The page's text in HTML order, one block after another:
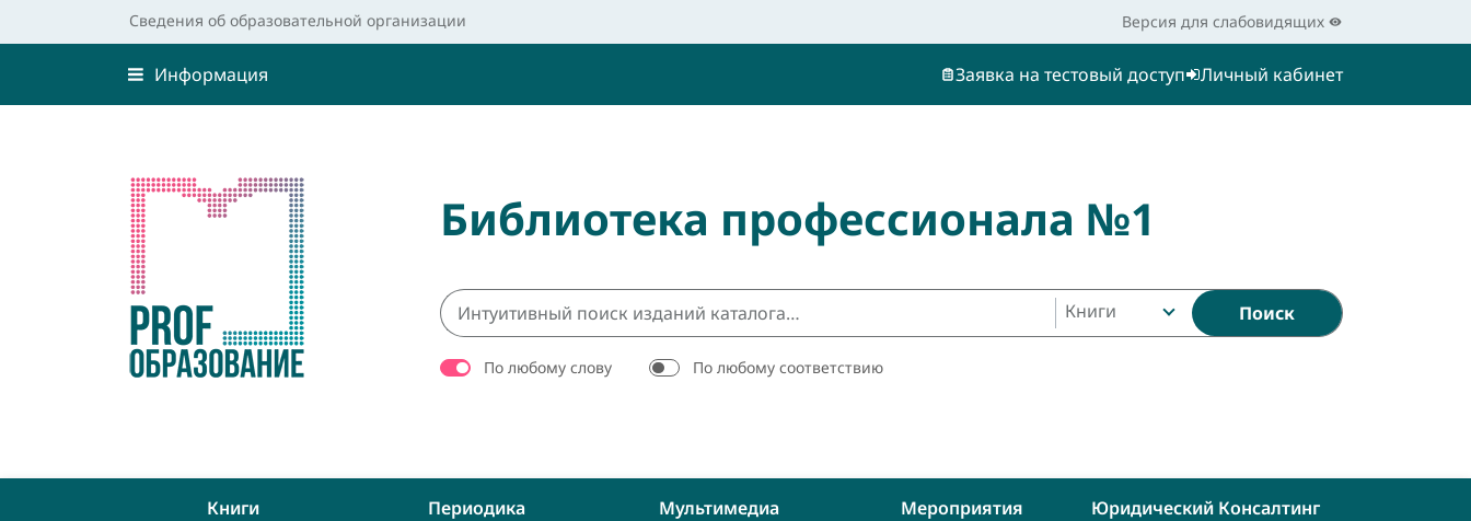
Сведения об образовательной организации Версия для слабовидящих
Информация Заявка на тестовый доступ Личный кабинет
Библиотека профессионала №1
Книги Поиск
По любому слову По любому соответствию
Книги Периодика Мультимедиа Мероприятия Юридический Консалтинг